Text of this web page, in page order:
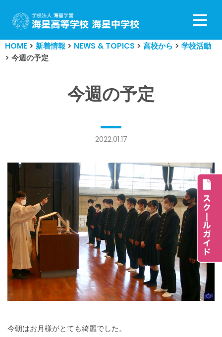
コ
ン
テ
ン
HOME > 新着情報 > NEWS & TOPICS > 高校から > 学校活動
> 今週の予定
今週の予定
2022.01.17
今朝はお月様がとても綺麗でした。